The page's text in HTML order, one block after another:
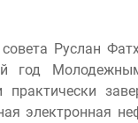
Руслан
год
электронная